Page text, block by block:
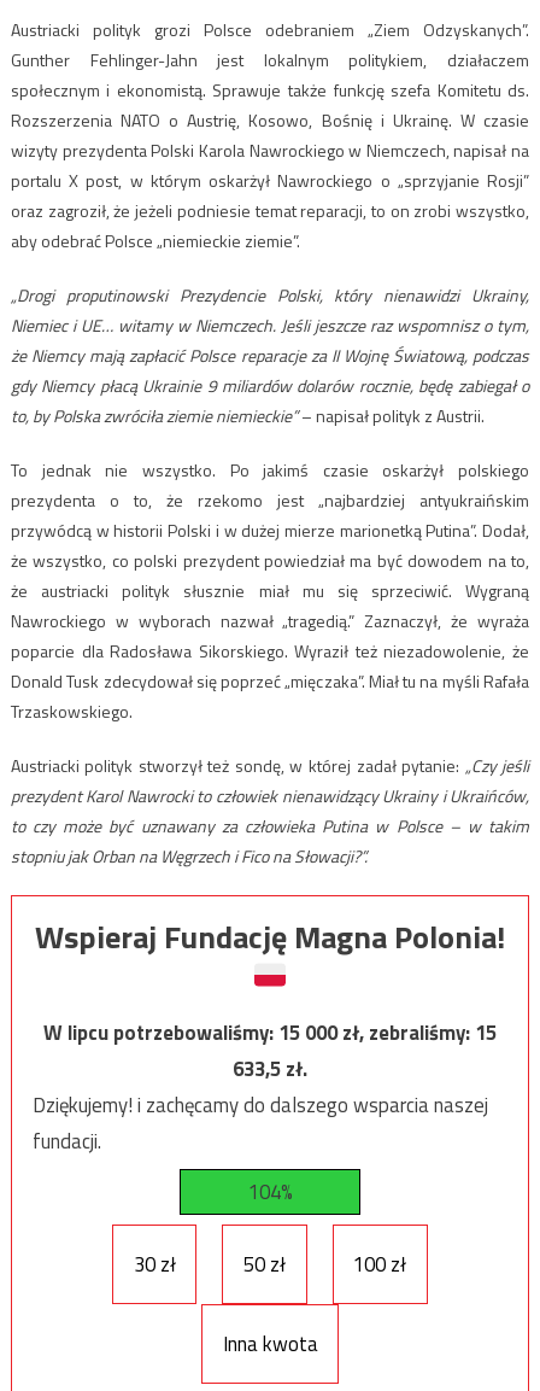
Austriacki polityk grozi Polsce odebraniem „Ziem Odzyskanych”.
Gunther Fehlinger-Jahn jest lokalnym politykiem, działaczem
społecznym i ekonomistą. Sprawuje także funkcję szefa Komitetu ds.
Rozszerzenia NATO o Austrię, Kosowo, Bośnię i Ukrainę. W czasie
wizyty prezydenta Polski Karola Nawrockiego w Niemczech, napisał na
portalu X post, w którym oskarżył Nawrockiego o „sprzyjanie Rosji”
oraz zagroził, że jeżeli podniesie temat reparacji, to on zrobi wszystko,
aby odebrać Polsce „niemieckie ziemie”.
„Drogi proputinowski Prezydencie Polski, który nienawidzi Ukrainy,
Niemiec i UE… witamy w Niemczech. Jeśli jeszcze raz wspomnisz o tym,
że Niemcy mają zapłacić Polsce reparacje za II Wojnę Światową, podczas
gdy Niemcy płacą Ukrainie 9 miliardów dolarów rocznie, będę zabiegał o
to, by Polska zwróciła ziemie niemieckie”– napisał polityk z Austrii.
To jednak nie wszystko. Po jakimś czasie oskarżył polskiego
prezydenta o to, że rzekomo jest „najbardziej antyukraińskim
przywódcą w historii Polski i w dużej mierze marionetką Putina”. Dodał,
że wszystko, co polski prezydent powiedział ma być dowodem na to,
że austriacki polityk słusznie miał mu się sprzeciwić. Wygraną
Nawrockiego w wyborach nazwał „tragedią.” Zaznaczył, że wyraża
poparcie dla Radosława Sikorskiego. Wyraził też niezadowolenie, że
Donald Tusk zdecydował się poprzeć „mięczaka”. Miał tu na myśli Rafała
Trzaskowskiego.
Austriacki polityk stworzył też sondę, w której zadał pytanie: „Czy jeśli
prezydent Karol Nawrocki to człowiek nienawidzący Ukrainy i Ukraińców,
to czy może być uznawany za człowieka Putina w Polsce – w takim
stopniu jak Orban na Węgrzech i Fico na Słowacji?”.
Wspieraj Fundację Magna Polonia!
W lipcu potrzebowaliśmy:15 000zł, zebraliśmy:15
633,5zł.
Dziękujemy! i zachęcamy do dalszego wsparcia naszej
fundacji.
104%
30 zł 50 zł 100 zł
Inna kwota